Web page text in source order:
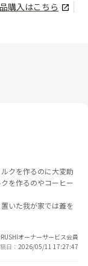
購入はこちら
クを作るのに大変助
を作るのやコーヒー
いた我が家では蓋を
オーナーサービス会員
日
2026/05/11 17:27:47